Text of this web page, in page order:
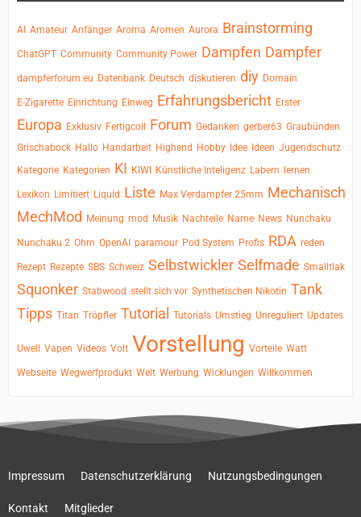
AI Amateur Anfänger Aroma Aromen Aurora Brainstorming
ChatGPT Community Community Power Dampfen Dampfer
dampferforum.eu Datenbank Deutsch diskutieren diy Domain
E-Zigarette Einrichtung Einweg Erfahrungsbericht Erster
Europa Exklusiv Fertigcoil Forum Gedanken gerber63 Graubünden
Grischabock Hallo Handarbeit Highend Hobby Idee Ideen Jugendschutz
Kategorie Kategorien KI KIWI Künstliche Inteligenz Labern lernen
Lexikon Limitiert Liquid Liste Max Verdampfer 25mm Mechanisch
MechMod Meinung mod Musik Nachteile Name News Nunchaku
Nunchaku 2 Ohm OpenAI paramour Pod System Profis RDA reden
Rezept Rezepte SBS Schweiz Selbstwickler Selfmade Smalltlak
Squonker Stabwood stellt sich vor Synthetischen Nikotin Tank
Tipps Titan Tröpfler Tutorial Tutorials Umstieg Unreguliert Updates
Uwell Vapen Videos Volt Vorstellung Vorteile Watt
Webseite Wegwerfprodukt Welt Werbung Wicklungen Willkommen
Impressum Datenschutzerklärung Nutzungsbedingungen
Kontakt Mitglieder